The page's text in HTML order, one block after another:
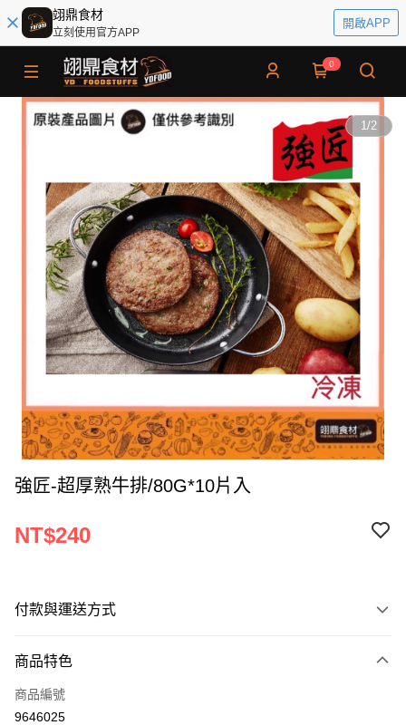
翊鼎食材
立刻使用官方APP
開啟APP
0
1/2
強匠-超厚熟牛排/80G*10片入
NT$240
付款與運送方式
信用卡一次付款
Apple Pay
商品特色
商品編號
9646025